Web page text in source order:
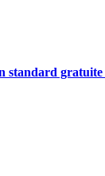
standard gratuite